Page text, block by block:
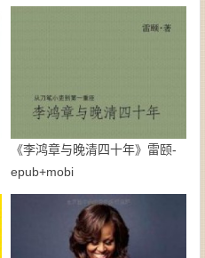
《李鸿章与晚清四十年》雷颐-
epub+mobi